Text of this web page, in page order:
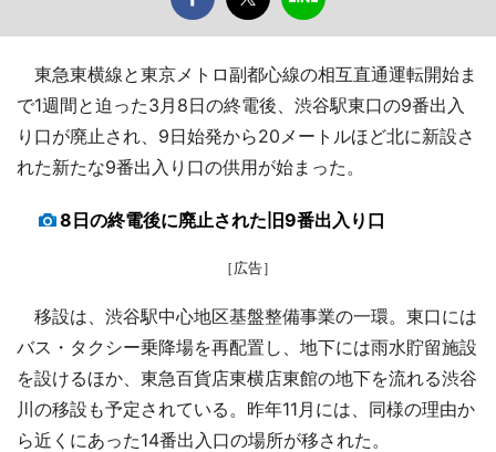
東急東横線と東京メトロ副都心線の相互直通運転開始ま
で1週間と迫った3月8日の終電後、渋谷駅東口の9番出入
り口が廃止され、9日始発から20メートルほど北に新設さ
れた新たな9番出入り口の供用が始まった。
8日の終電後に廃止された旧9番出入り口
［広告］
移設は、渋谷駅中心地区基盤整備事業の一環。東口には
バス・タクシー乗降場を再配置し、地下には雨水貯留施設
を設けるほか、東急百貨店東横店東館の地下を流れる渋谷
川の移設も予定されている。昨年11月には、同様の理由か
ら近くにあった14番出入口の場所が移された。